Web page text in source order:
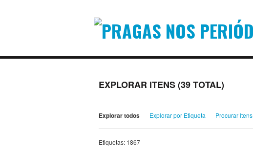
EXPLORAR ITENS (39 TOTAL)
Explorar todos Explorar por Etiqueta Procurar Itens
Etiquetas: 1867